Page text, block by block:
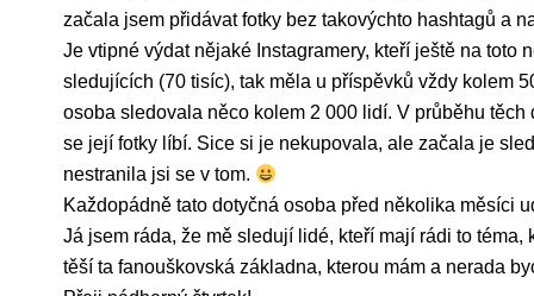
začala jsem přidávat fotky bez takovýchto hashtagů a
Je vtipné výdat nějaké Instagramery, kteří ještě na toto
sledujících (70 tisíc), tak měla u příspěvků vždy kolem
osoba sledovala něco kolem 2 000 lidí. V průběhu
se její fotky líbí. Sice si je nekupovala, ale začala je
nestranila jsi se v tom.
Každopádně tato dotyčná osoba před několika měsíci
Já jsem ráda, že mě sledují lidé, kteří mají rádi to
těší ta fanouškovská základna, kterou mám a nerada